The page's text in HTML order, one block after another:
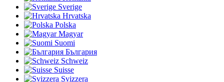
Sverige
Hrvatska
Polska
Magyar
Suomi
България
Schweiz
Suisse
Svizzera